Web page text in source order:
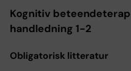
Kognitiv
handledning 1-2
Obligatorisk litteratur